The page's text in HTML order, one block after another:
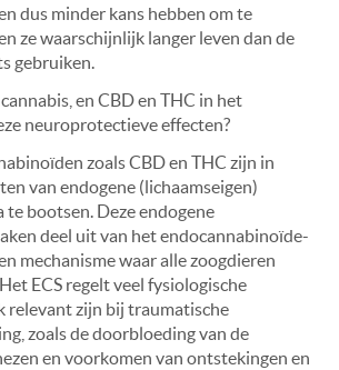
dus minder kans hebben om te
ze waarschijnlijk langer leven dan de
gebruiken.
en CBD en THC in het
neuroprotectieve effecten?
zoals CBD en THC zijn in
van endogene (lichaamseigen)
te bootsen. Deze endogene
deel uit van het endocannabinoïde-
mechanisme waar alle zoogdieren
ECS regelt veel fysiologische
relevant zijn bij traumatische
zoals de doorbloeding van de
en voorkomen van ontstekingen en